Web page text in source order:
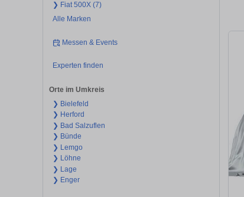
❯ Fiat 500X (7)
Alle Marken
Messen & Events
Experten finden
Orte im Umkreis
❯ Bielefeld
❯ Herford
❯ Bad Salzuflen
❯ Bünde
❯ Lemgo
❯ Löhne
❯ Lage
❯ Enger